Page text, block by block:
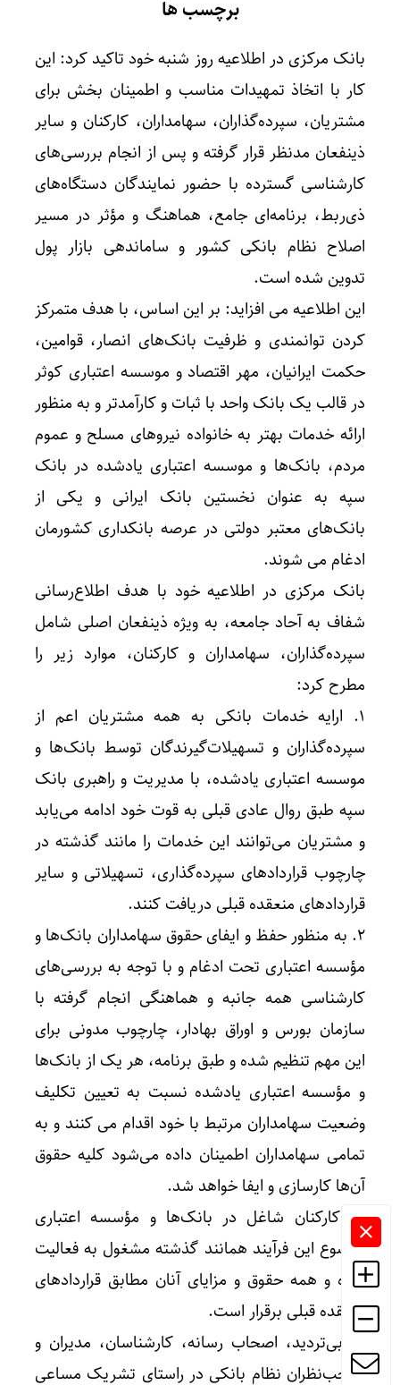
برچسب ها
بانک مرکزی در اطلاعیه روز شنبه خود تاکید کرد: این
کار با اتخاذ تمهیدات مناسب و اطمینان بخش برای
مشتریان، سپرده‌گذاران، سهامداران، کارکنان و سایر
ذینفعان مد‌نظر قرار گرفته و پس از انجام بررسی‌های
کارشناسی گسترده با حضور نمایندگان دستگاه‌های
ذی‌ربط، برنامه‌ای جامع، هماهنگ و مؤثر در مسیر
اصلاح نظام بانکی کشور و ساماندهی بازار پول
تدوین شده است.
این اطلاعیه می افزاید: بر این اساس، با هدف متمرکز
کردن توانمندی و ظرفیت‌ بانک‌های انصار، قوامین،
حکمت ایرانیان، مهر اقتصاد و موسسه اعتباری کوثر
در قالب یک بانک واحد با ثبات و کارآمدتر و به منظور
ارائه خدمات بهتر به خانواده نیروهای مسلح و عموم
مردم، بانک‌ها و موسسه اعتباری یادشده در بانک
سپه به عنوان نخستین بانک ایرانی و یکی از
بانک‌های معتبر دولتی در عرصه بانکداری کشورمان
ادغام می شوند.
بانک مرکزی در اطلاعیه خود با هدف اطلاع‌رسانی
شفاف به آحاد جامعه، به ویژه ذینفعان اصلی شامل
سپرده‌گذاران، سهامداران و کارکنان، موارد زیر را
مطرح کرد:
1. ارایه خدمات بانکی به همه مشتریان اعم از
سپرده‌گذاران و تسهیلات‌گیرندگان توسط بانک‌ها و
موسسه اعتباری یادشده، با مدیریت و راهبری بانک
سپه طبق روال عادی قبلی به قوت خود ادامه می‌یابد
و مشتریان می‌توانند این خدمات را مانند گذشته در
چارچوب قراردادهای سپرده‌گذاری، تسهیلاتی و سایر
قراردادهای منعقده قبلی دریافت کنند.
2. به منظور حفظ و ایفای حقوق سهامداران بانک‌ها و
مؤسسه اعتباری تحت ادغام و با توجه به بررسی‌های
کارشناسی همه جانبه و هماهنگی انجام گرفته با
سازمان بورس و اوراق بهادار، چارچوب مدونی برای
این مهم تنظیم شده و طبق برنامه، هر یک از بانک‌ها
و مؤسسه اعتباری یادشده نسبت به تعیین تکلیف
وضعیت سهامداران مرتبط با خود اقدام می کنند و به
تمامی سهامداران اطمینان داده می‌شود کلیه حقوق
آن‌ها کارسازی و ایفا خواهد شد.
3. کارکنان شاغل در بانک‌ها و مؤسسه اعتباری
موضوع این فرآیند همانند گذشته مشغول به فعالیت
بوده و همه حقوق و مزایای آنان مطابق قراردادهای
منعقده قبلی برقرار است.
4. بی‌تردید، اصحاب رسانه، کارشناسان، مدیران و
صاحب‌نظران نظام بانکی در راستای تشریک مساعی